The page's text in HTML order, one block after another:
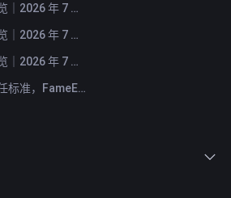
FameEX 今日新闻速览｜2026 年 7 月 31 日
FameEX 今日新闻速览｜2026 年 7 月 30 日
FameEX 今日新闻速览｜2026 年 7 月 29 日
市场重塑交易平台信任标准，FameEX 以八年稳健运营持续服务全球用户